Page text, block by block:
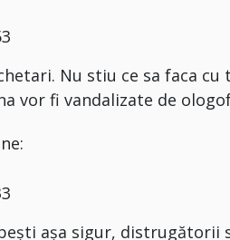
Nu stiu ce sa faca cu
vor fi vandalizate de
așa sigur, distrugătorii